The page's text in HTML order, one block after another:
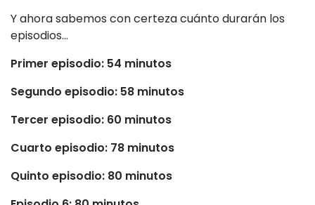
Y ahora sabemos con certeza cuánto durarán los
episodios…
Primer episodio: 54 minutos
Segundo episodio: 58 minutos
Tercer episodio: 60 minutos
Cuarto episodio: 78 minutos
Quinto episodio: 80 minutos